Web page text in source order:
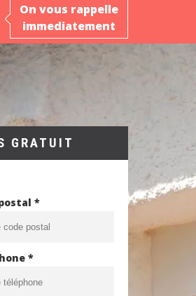
On vous rappelle
immediatement
GRATUIT
*
*